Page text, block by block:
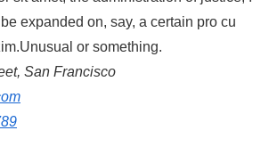
expanded on, say, a certain pro cu
or something.
San Francisco